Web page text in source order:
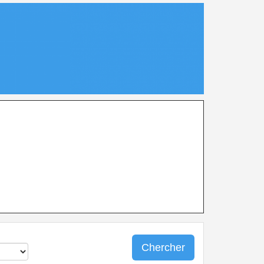
Chercher